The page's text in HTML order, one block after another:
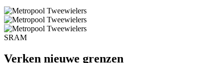
SRAM
Verken nieuwe grenzen